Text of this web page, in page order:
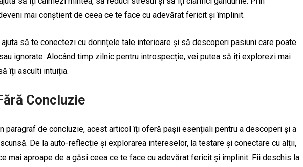
mai conștient de ceea ce te face cu adevărat fericit și împlinit.
să te conectezi cu dorințele tale interioare și să descoperi pasiuni care poate
ignorate. Alocând timp zilnic pentru introspecție, vei putea să îți explorezi mai
îți asculti intuiția.
Concluzie
paragraf de concluzie, acest articol îți oferă pașii esențiali pentru a descoperi și a
De la auto-reflecție și explorarea intereselor, la testare și conectare cu alții,
mai aproape de a găsi ceea ce te face cu adevărat fericit și împlinit. Fii deschis la